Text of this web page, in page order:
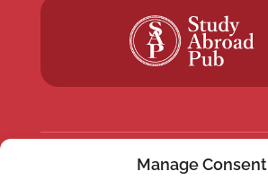
Manage Consent